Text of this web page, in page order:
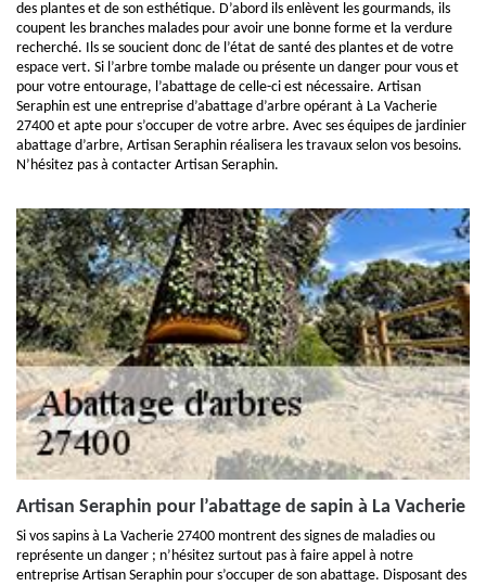
des plantes et de son esthétique. D’abord ils enlèvent les gourmands, ils
coupent les branches malades pour avoir une bonne forme et la verdure
recherché. Ils se soucient donc de l’état de santé des plantes et de votre
espace vert. Si l’arbre tombe malade ou présente un danger pour vous et
pour votre entourage, l’abattage de celle-ci est nécessaire. Artisan
Seraphin est une entreprise d’abattage d’arbre opérant à La Vacherie
27400 et apte pour s’occuper de votre arbre. Avec ses équipes de jardinier
abattage d’arbre, Artisan Seraphin réalisera les travaux selon vos besoins.
N’hésitez pas à contacter Artisan Seraphin.
Artisan Seraphin pour l’abattage de sapin à La Vacherie
Si vos sapins à La Vacherie 27400 montrent des signes de maladies ou
représente un danger ; n’hésitez surtout pas à faire appel à notre
entreprise Artisan Seraphin pour s’occuper de son abattage. Disposant des